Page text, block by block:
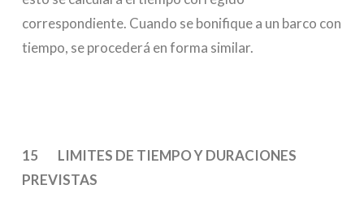
correspondiente. Cuando se bonifique a un barco con
tiempo, se procederá en forma similar.
15 LIMITES DE TIEMPO Y DURACIONES
PREVISTAS